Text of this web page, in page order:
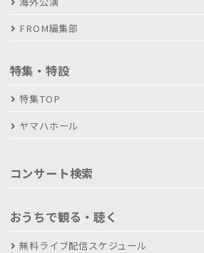
FROM編集部
特集・特設
特集TOP
ヤマハホール
コンサート検索
おうちで観る・聴く
無料ライブ配信スケジュール